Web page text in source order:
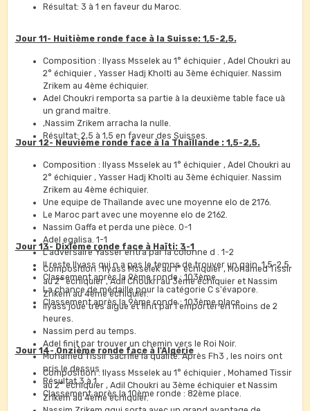
Résultat: 3 à 1 en faveur du Maroc.
Jour 11- Huitième ronde face à la Suisse: 1,5-2,5.
Composition : Ilyass Msselek au 1° échiquier , Adel Choukri au
2° échiquier , Yasser Hadj Kholti au 3ème échiquier. Nassim
Zrikem au 4ème échiquier.
Adel Choukri remporta sa partie à la deuxième table face uà
un grand maître.
,Nassim Zrikem arracha la nulle.
Résultat: 2,5 à 1,5 en faveur des Suisses.
Jour 12- Neuvième ronde face à la Thaïllande : 1,5-2,5.
Composition : Ilyass Msselek au 1° échiquier , Adel Choukri au
2° échiquier , Yasser Hadj Kholti au 3ème échiquier. Nassim
Zrikem au 4ème échiquier.
Une equipe de Thaïlande avec une moyenne elo de 2176.
Le Maroc part avec une moyenne elo de 2162.
Nassim Gaffa et perda une pièce. 0-1
Adel egalisa. 1-1
L'adversaire Yasser entra par la colonne d . 1-2
Il reste Ilyass qui n a pas le temps de trouver un gain. 1,5-2,5.
Classement après la 9ème ronde : 103ème.
La chance de médaille pour la catégorie C s'évapore.
Classement après la 9ème ronde : 103ème place.
Jour 13- Dixième ronde face à Haïti: 3-1
Composition : Ilyass Msselek au 1° échiquier , Mohamed Tissir
au 2° échiquier , Adil Choukri au 3ème échiquier et Nassim
Zrikem au 4ème échiquier.
Ilyass joue très aigue et finit par l'emporter en moins de 2
heures.
Nassim perd au temps.
Adel finit par trouver un chemin vers le Roi Noir.
Mohamed Tissir sacrifie la qualité. Après Fh3 , les noirs ont
pris le dessus .
Résultat 3 à 1.
Classement après la 10ème ronde : 82ème place.
Jour 14- Onzième ronde face à l'Algérie
Composition : Ilyass Msselek au 1° échiquier , Mohamed Tissir
au 2° échiquier , Adil Choukri au 3ème échiquier et Nassim
Zrikem au 4ème échiquier.